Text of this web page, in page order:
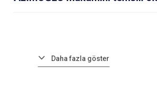
Daha fazla göster